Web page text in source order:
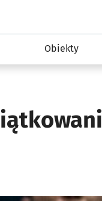
Sport i rekreacja
Obiekty